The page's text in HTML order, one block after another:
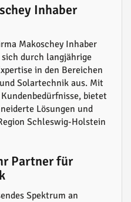
Inhaber
Makoschey Inhaber
durch langjährige
in den Bereichen
Solartechnik aus. Mit
bietet
Lösungen und
Schleswig-Holstein
Partner für
Spektrum an